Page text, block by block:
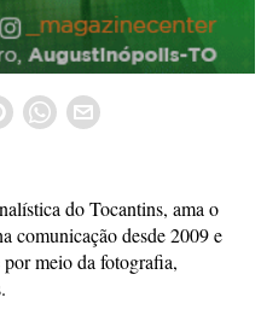
do Tocantins, ama o
comunicação desde 2009 e
meio da fotografia,